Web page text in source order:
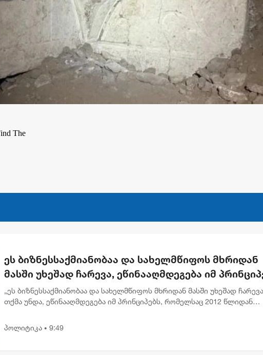
The
ეს ბიზნესსაქმიანობაა და სახელმწიფოს მხრიდან
მასში უხეშად ჩარევა, ეწინააღმდეგება იმ
რომელსაც 2012 წლიდან მოვყვებით - კალაძე
"ინტერრაოს" დასანქცირებაზე
„ეს ბიზნესსაქმიანობაა და სახელმწიფოს მხრიდან მასში უხეშად
თქმა უნდა, ეწინააღმდეგება იმ პრინციპებს, რომელსაც 2012 წლიდან
მი...
პოლიტიკა • 9:49